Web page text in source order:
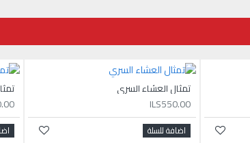
تمثال العشاء السري
ILS550.00
اضافة للسلة